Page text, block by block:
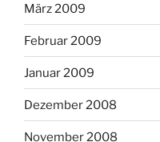
März 2009
Februar 2009
Januar 2009
Dezember 2008
November 2008